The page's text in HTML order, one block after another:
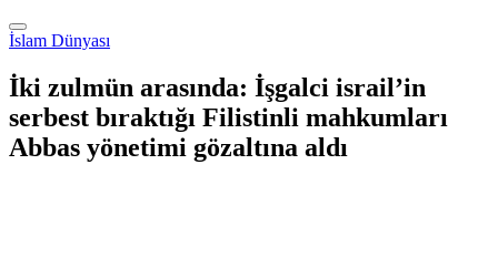
İslam Dünyası
İki zulmün arasında: İşgalci israil’in
serbest bıraktığı Filistinli mahkumları
Abbas yönetimi gözaltına aldı